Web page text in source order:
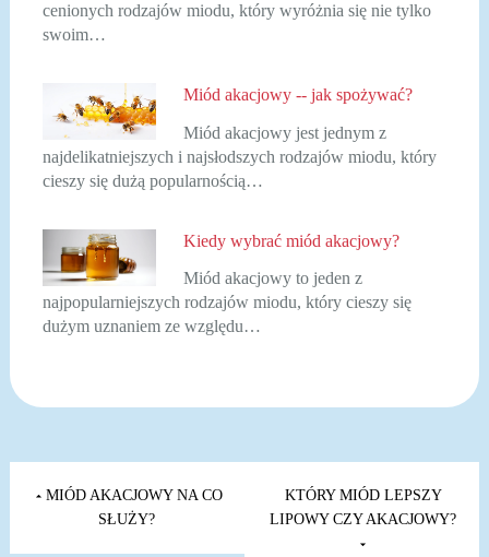
cenionych rodzajów miodu, który wyróżnia się nie tylko
swoim…
Miód akacjowy -- jak spożywać?
Miód akacjowy jest jednym z
najdelikatniejszych i najsłodszych rodzajów miodu, który
cieszy się dużą popularnością…
Kiedy wybrać miód akacjowy?
Miód akacjowy to jeden z
najpopularniejszych rodzajów miodu, który cieszy się
dużym uznaniem ze względu…
Nawigacja
wpisu
MIÓD AKACJOWY NA CO
SŁUŻY?
KTÓRY MIÓD LEPSZY
LIPOWY CZY AKACJOWY?